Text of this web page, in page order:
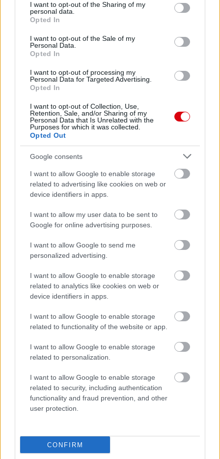
not limited to your visit or usage behaviour. You may click to
grant or deny consent to Google and its third-party tags to
use your data for below specified purposes in below Google
consent section.
I want to opt-out of the Sharing of my
personal data.
Opted In
I want to opt-out of the Sale of my
Personal Data.
Opted In
I want to opt-out of processing my
Personal Data for Targeted Advertising.
Opted In
I want to opt-out of Collection, Use,
Retention, Sale, and/or Sharing of my
Personal Data that Is Unrelated with the
Purposes for which it was collected.
Opted Out
Google consents
I want to allow Google to enable storage
related to advertising like cookies on web or
device identifiers in apps.
I want to allow my user data to be sent to
Google for online advertising purposes.
I want to allow Google to send me
personalized advertising.
I want to allow Google to enable storage
related to analytics like cookies on web or
device identifiers in apps.
I want to allow Google to enable storage
related to functionality of the website or app.
I want to allow Google to enable storage
related to personalization.
I want to allow Google to enable storage
related to security, including authentication
functionality and fraud prevention, and other
user protection.
CONFIRM
Paris Saint-Germain
Manchester United
Nya Ullevi, Göteborg
2026-08-08 17:00
Leeds Unitedvs Manchester United2026-08-12 20:30
vs
Támogatás
a ManUtdFanatics.hu működését!
Kapcsolódó hírek
RUBEN AMORIM
AMORIM: VOLTAK HIBÁIM A
UNITEDNÉL, BOCSÁNAT A